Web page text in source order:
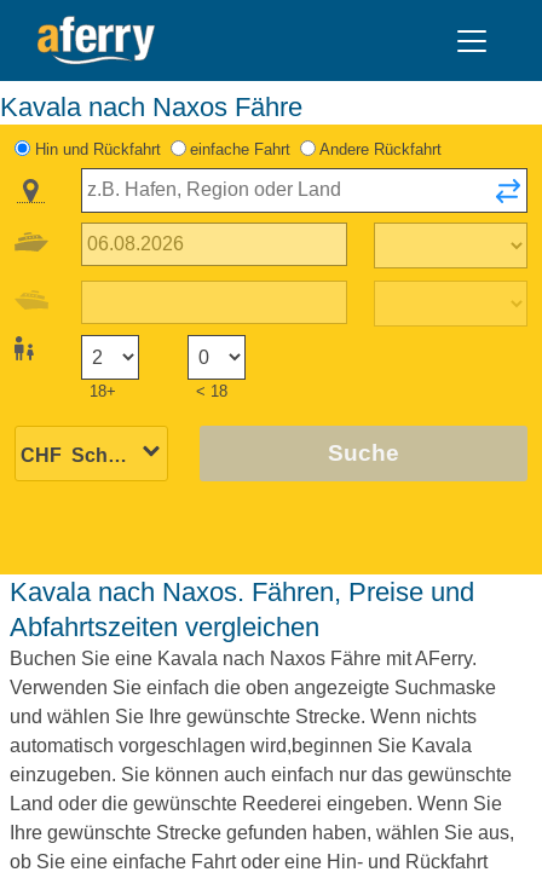
Kavala nach Naxos Fähre
Hin und Rückfahrt einfache Fahrt Andere Rückfahrt
18+ < 18
Suche
Kavala nach Naxos. Fähren, Preise und
Abfahrtszeiten vergleichen
Buchen Sie eine Kavala nach Naxos Fähre mit AFerry.
Verwenden Sie einfach die oben angezeigte Suchmaske
und wählen Sie Ihre gewünschte Strecke. Wenn nichts
automatisch vorgeschlagen wird,beginnen Sie Kavala
einzugeben. Sie können auch einfach nur das gewünschte
Land oder die gewünschte Reederei eingeben. Wenn Sie
Ihre gewünschte Strecke gefunden haben, wählen Sie aus,
ob Sie eine einfache Fahrt oder eine Hin- und Rückfahrt